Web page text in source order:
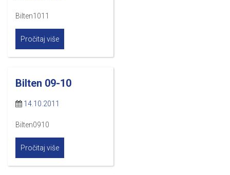
Bilten1011
Pročitaj više
Bilten 09-10
14.10.2011
Bilten0910
Pročitaj više